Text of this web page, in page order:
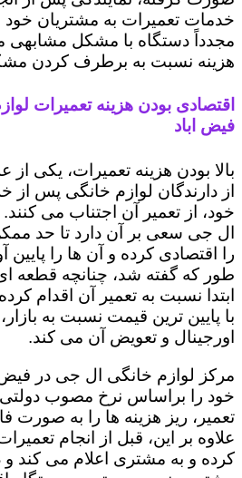
خدمات تعمیرات به مشتریان خود
مجدداً دستگاه با مشکل مشابهی
هزینه نسبت به برطرف کردن
اقتصادی بودن هزینه تعمیرات
فیض اباد
بالا بودن هزینه تعمیرات، یکی
از دارندگان لوازم خانگی پس
خود، از تعمیر آن اجتناب می
ال جی سعی بر آن دارد تا حد
را اقتصادی کرده و آن ها را پایین
طور که گفته شد، چنانچه قطعه
ابتدا نسبت به تعمیر آن اقدام
با پایین ترین قیمت نسبت به
اورجینال و تعویض آن می کند.
مرکز لوازم خانگی ال جی در فیض
خود را براساس نرخ مصوب دولتی
تعمیر، ریز هزینه ها را به صورت
علاوه بر این، قبل از انجام
کرده و به مشتری اعلام می کند